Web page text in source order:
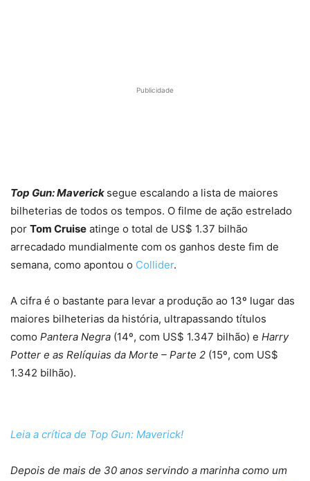
Publicidade
Top Gun: Maverick segue escalando a lista de maiores
bilheterias de todos os tempos. O filme de ação estrelado
por Tom Cruise atinge o total de US$ 1.37 bilhão
arrecadado mundialmente com os ganhos deste fim de
semana, como apontou o Collider.
A cifra é o bastante para levar a produção ao 13º lugar das
maiores bilheterias da história, ultrapassando títulos
como Pantera Negra (14º, com US$ 1.347 bilhão) e Harry
Potter e as Relíquias da Morte – Parte 2 (15º, com US$
1.342 bilhão).
Leia a crítica de Top Gun: Maverick!
Depois de mais de 30 anos servindo a marinha como um